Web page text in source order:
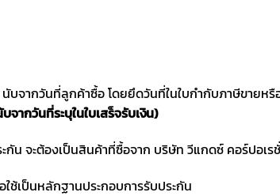
บจากวันที่ลูกค้าซื้อ โดยยึดวันที่ในใบกำกับภาษีขายหรื
จากวันที่ระบุในใบเสร็จรับเงิน)
กัน จะต้องเป็นสินค้าที่ซื้อจาก บริษัท วีแกดซ์ คอร์ปอเร
ใช้เป็นหลักฐานประกอบการรับประกัน